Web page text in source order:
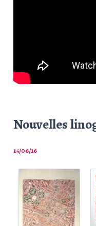
Nouvelles
15/06/16